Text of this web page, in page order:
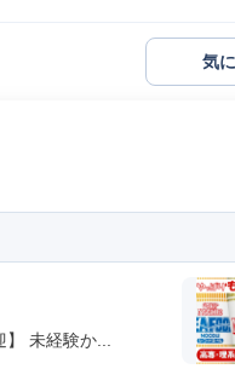
気
未経験か...